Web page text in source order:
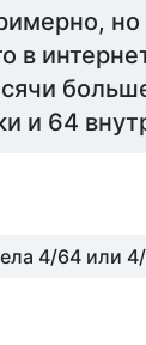
но
в
и 64
4/64 или